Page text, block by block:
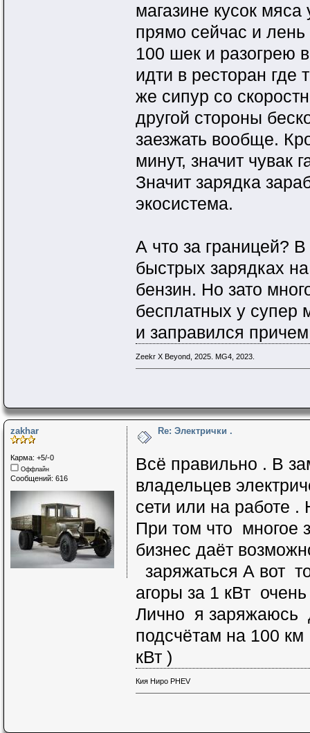
магазине кусок
прямо сейчас и
100 шек и разогрею
идти в ресторан где
же сипур со
другой стороны
заезжать вообще.
минут, значит чувак
Значит зарядка
экосистема.
А что за границей?
быстрых зарядках
бензин. Но зато
бесплатных у супер
и заправился
Zeekr X Beyond, 2025. MG4, 2023.
zakhar
Карма: +5/-0
Оффлайн
Сообщений: 616
Re: Электрички .
Всё правильно . В
владельцев
сети или на работе
При том что многое
бизнес даёт
заряжаться А вот
агоры за 1 кВт
Лично я заряжаюсь
подсчётам на 100
кВт )
Кия Ниро PHEV